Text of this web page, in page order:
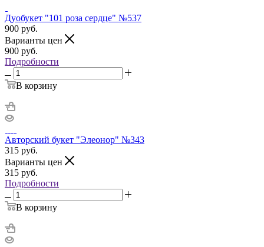
Дуобукет "101 роза сердце" №537
900 руб.
Варианты цен
900 руб.
Подробности
В корзину
Авторский букет "Элеонор" №343
315 руб.
Варианты цен
315 руб.
Подробности
В корзину